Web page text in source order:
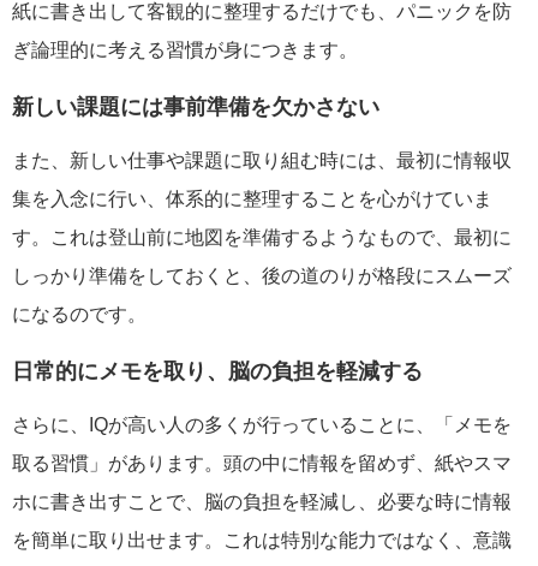
紙に書き出して客観的に整理するだけでも、パニックを防
ぎ論理的に考える習慣が身につきます。
新しい課題には事前準備を欠かさない
また、新しい仕事や課題に取り組む時には、最初に情報収
集を入念に行い、体系的に整理することを心がけていま
す。これは登山前に地図を準備するようなもので、最初に
しっかり準備をしておくと、後の道のりが格段にスムーズ
になるのです。
日常的にメモを取り、脳の負担を軽減する
さらに、IQが高い人の多くが行っていることに、「メモを
取る習慣」があります。頭の中に情報を留めず、紙やスマ
ホに書き出すことで、脳の負担を軽減し、必要な時に情報
を簡単に取り出せます。これは特別な能力ではなく、意識